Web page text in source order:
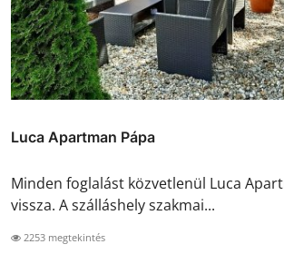
Luca Apartman Pápa
Minden foglalást közvetlenül Luca
vissza. A szálláshely szakmai...
2253 megtekintés